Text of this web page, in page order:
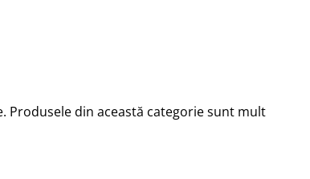
Produsele din această categorie sunt mult